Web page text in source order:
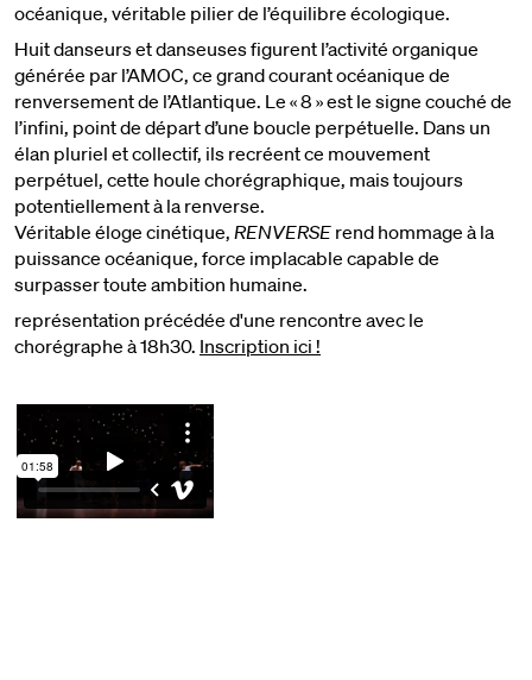
océanique, véritable pilier de l’équilibre écologique.
Huit danseurs et danseuses figurent l’activité organique
générée par l’AMOC, ce grand courant océanique de
renversement de l’Atlantique. Le « 8 » est le signe couché de
l’infini, point de départ d’une boucle perpétuelle. Dans un
élan pluriel et collectif, ils recréent ce mouvement
perpétuel, cette houle chorégraphique, mais toujours
potentiellement à la renverse.
Véritable éloge cinétique, RENVERSE rend hommage à la
puissance océanique, force implacable capable de
surpasser toute ambition humaine.
représentation précédée d'une rencontre avec le
chorégraphe à 18h30. Inscription ici !